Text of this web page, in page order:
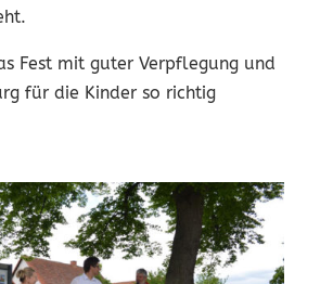
Fest mit guter Verpflegung und
für die Kinder so richtig